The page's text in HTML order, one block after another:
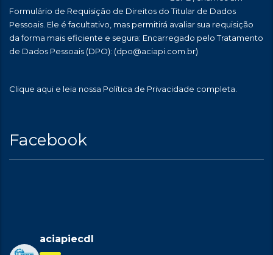
Formulário de Requisição de Direitos do Titular de Dados
Pessoais. Ele é facultativo, mas permitirá avaliar sua requisição
da forma mais eficiente e segura: Encarregado pelo Tratamento
de Dados Pessoais (DPO): (dpo@aciapi.com.br)
Clique aqui e leia nossa Política de Privacidade completa.
Facebook
aciapiecdl